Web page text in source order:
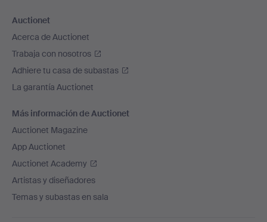
Auctionet
Acerca de Auctionet
Trabaja con nosotros
Adhiere tu casa de subastas
La garantía Auctionet
Más información de Auctionet
Auctionet Magazine
App Auctionet
Auctionet Academy
Artistas y diseñadores
Temas y subastas en sala